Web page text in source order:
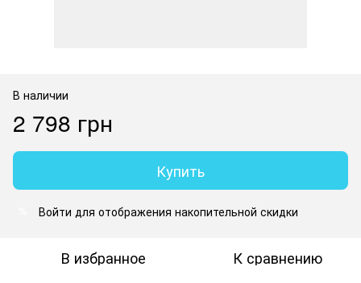
В наличии
2 798 грн
Купить
Войти для отображения накопительной скидки
В избранное К сравнению